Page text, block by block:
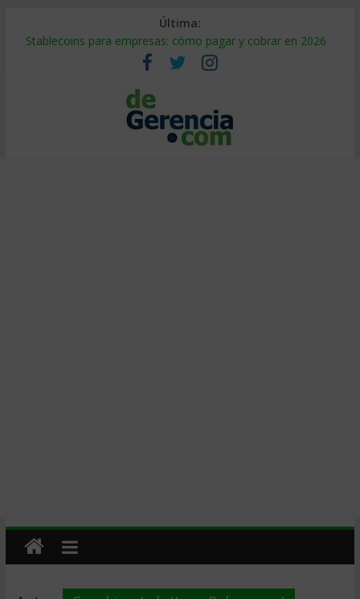
Última:
Stablecoins para empresas: cómo pagar y cobrar en 2026
Despido silencioso: qué es y por qué sale tan caro
IA en selección de personal: cómo auditarla a tiempo
Trabajo forzoso en la cadena de suministro: qué hacer
Mercado hispano de EE. UU.: cómo segmentarlo y venderle